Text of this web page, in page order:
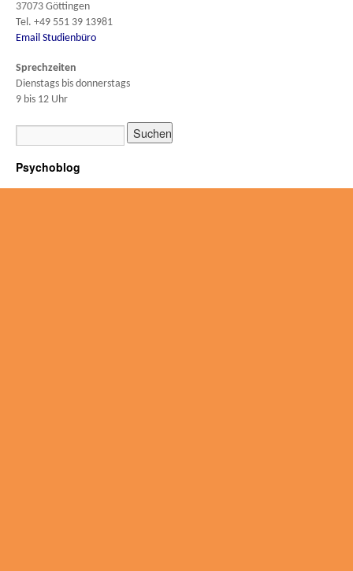
37073 Göttingen
Tel. +49 551 39 13981
Email Studienbüro
Sprechzeiten
Dienstags bis donnerstags
9 bis 12 Uhr
Psychoblog